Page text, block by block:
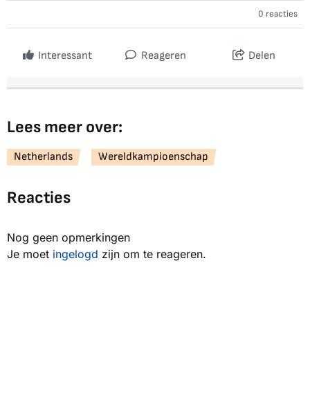
0 reacties
Interessant Reageren Delen
Lees meer over:
Netherlands Wereldkampioenschap
Reacties
Nog geen opmerkingen
Je moet ingelogd zijn om te reageren.